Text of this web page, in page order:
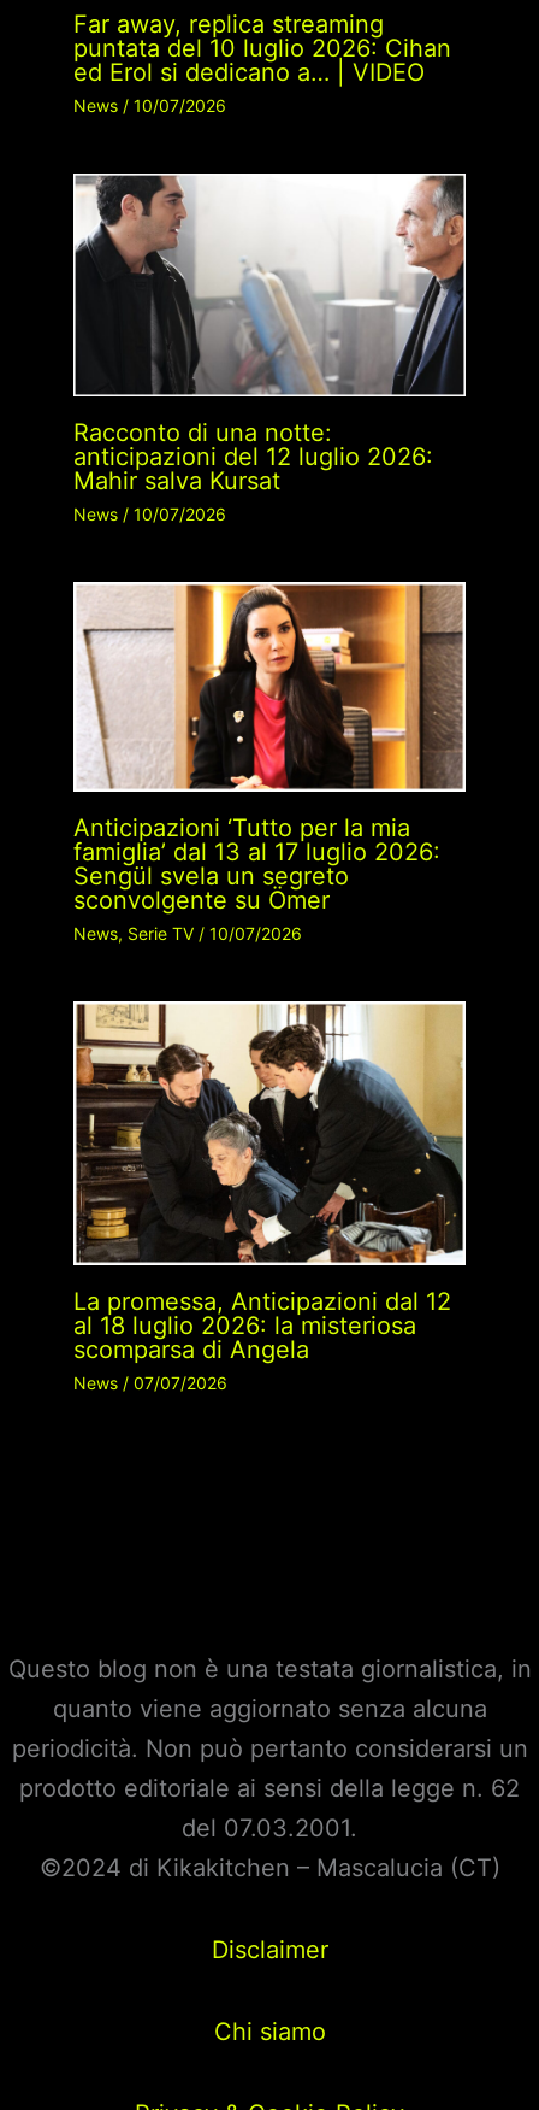
Far away, replica streaming
puntata del 10 luglio 2026: Cihan
ed Erol si dedicano a… | VIDEO
News/ 10/07/2026
Racconto di una notte:
anticipazioni del 12 luglio 2026:
Mahir salva Kursat
News/ 10/07/2026
Anticipazioni ‘Tutto per la mia
famiglia’ dal 13 al 17 luglio 2026:
Sengül svela un segreto
sconvolgente su Ömer
News, Serie TV/ 10/07/2026
La promessa, Anticipazioni dal 12
al 18 luglio 2026: la misteriosa
scomparsa di Angela
News/ 07/07/2026
Questo blog non è una testata giornalistica, in
quanto viene aggiornato senza alcuna
periodicità. Non può pertanto considerarsi un
prodotto editoriale ai sensi della legge n. 62
del 07.03.2001.
©2024 di Kikakitchen – Mascalucia (CT)
Disclaimer
Chi siamo